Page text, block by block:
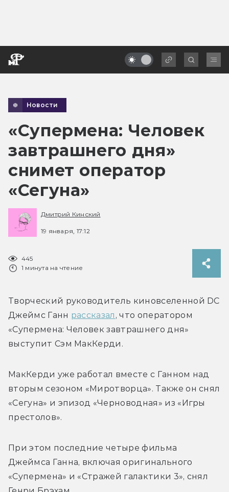
Новости
«Супермена: Человек
завтрашнего дня»
снимет оператор
«Сегуна»
Дмитрий Кинский
19 января, 17:12
445
1 минута на чтение
Творческий руководитель киновселенной DC
Джеймс Ганн рассказал , что оператором
«Супермена: Человек завтрашнего дня»
выступит Сэм МакКерди.
МакКерди уже работал вместе с Ганном над
вторым сезоном «Миротворца». Также он снял
«Сегуна» и эпизод «Черноводная» из «Игры
престолов».
При этом последние четыре фильма
Джеймса Ганна, включая оригинального
«Супермена» и «Стражей галактики 3», снял